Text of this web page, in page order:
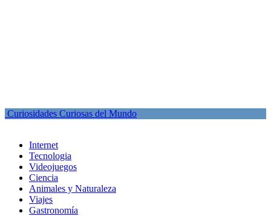
Curiosidades Curiosas del Mundo
Internet
Tecnologia
Videojuegos
Ciencia
Animales y Naturaleza
Viajes
Gastronomía